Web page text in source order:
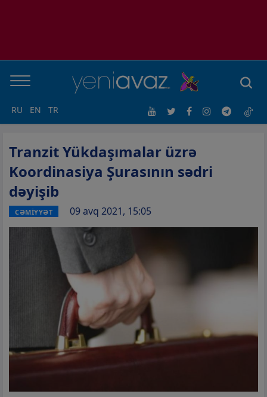
RU EN TR
Tranzit Yükdaşımalar üzrə
Koordinasiya Şurasının sədri
dəyişib
CƏMİYYƏT 09 avq 2021, 15:05